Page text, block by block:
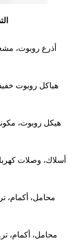
أذرع روبوت،
هياكل روبوت
هيكل روبوت،
أسلاك، وصلات
محامل، أكمام،
محامل، أكمام،